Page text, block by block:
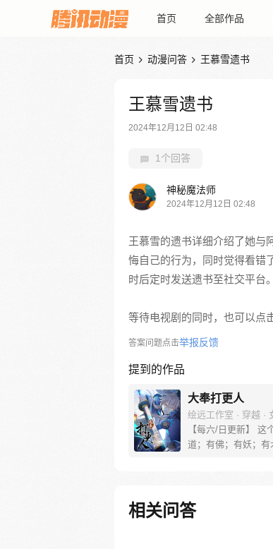
首页 全部作品
首页  动漫问答  王慕雪遗书
王慕雪遗书
2024年12月12日 02:48
1个回答
神秘魔法师
2024年12月12日 02:48
王慕雪的遗书详细介绍了她与
悔自己的行为，同时觉得看错
时后定时发送遗书至社交平台。
等待电视剧的同时，也可以点
答案问题点击举报反馈
提到的作品
大奉打更人
绘远工作室 · 穿越 ·
【每六/日更新】 这
道；有佛；有妖；有
果…… 改编自阅文集
同名小说 QQ群号：
相关问答